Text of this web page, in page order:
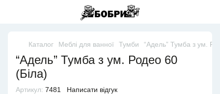
Каталог Меблі для ванної Тумби “Адель” Тумба з ум.
“Адель” Тумба з ум. Родео 60
(Біла)
Артикул: 7481 Написати відгук